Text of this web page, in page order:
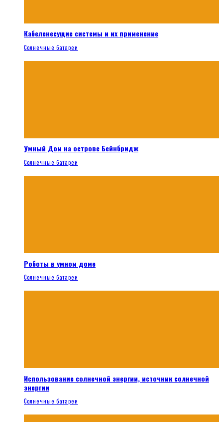
Кабеленесущие системы и их применение
Солнечные батареи
Умный Дом на острове Бейнбридж
Солнечные батареи
Роботы в умном доме
Солнечные батареи
Использование солнечной энергии, источник солнечной
энергии
Солнечные батареи